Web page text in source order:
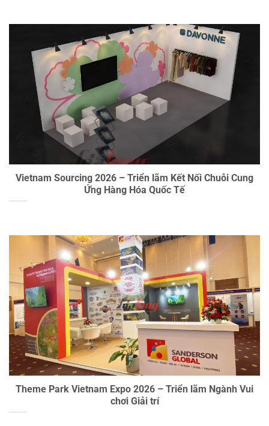
Vietnam Sourcing 2026 – Triển lãm Kết Nối Chuỗi Cung
Ứng Hàng Hóa Quốc Tế
Theme Park Vietnam Expo 2026 – Triển lãm Ngành Vui
chơi Giải trí